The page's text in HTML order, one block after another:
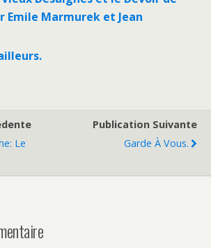
Emile Marmurek et Jean
Le
Publication Suivante
Garde À Vous.